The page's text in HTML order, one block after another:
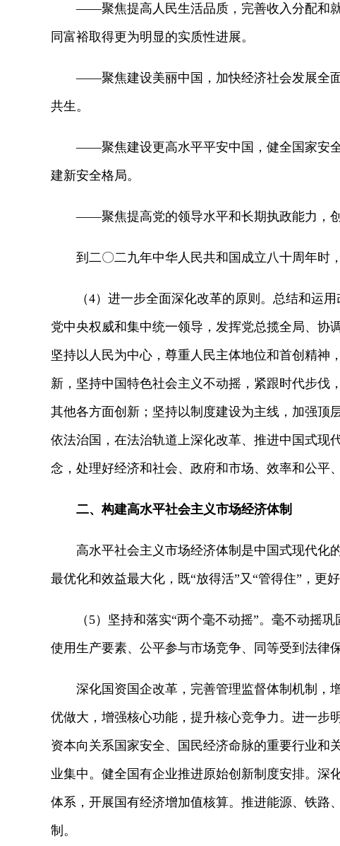
——聚焦提高人民生活品质，完善收入分配和就
同富裕取得更为明显的实质性进展。
——聚焦建设美丽中国，加快经济社会发展全面
共生。
——聚焦建设更高水平平安中国，健全国家安全
建新安全格局。
——聚焦提高党的领导水平和长期执政能力，创
到二〇二九年中华人民共和国成立八十周年时，
（4）进一步全面深化改革的原则。总结和运用
党中央权威和集中统一领导，发挥党总揽全局、协
坚持以人民为中心，尊重人民主体地位和首创精神
新，坚持中国特色社会主义不动摇，紧跟时代步伐
其他各方面创新；坚持以制度建设为主线，加强顶
依法治国，在法治轨道上深化改革、推进中国式现
念，处理好经济和社会、政府和市场、效率和公平
二、构建高水平社会主义市场经济体制
高水平社会主义市场经济体制是中国式现代化的
最优化和效益最大化，既“放得活”又“管得住”，更
（5）坚持和落实“两个毫不动摇”。毫不动摇巩
使用生产要素、公平参与市场竞争、同等受到法律
深化国资国企改革，完善管理监督体制机制，增
优做大，增强核心功能，提升核心竞争力。进一步
资本向关系国家安全、国民经济命脉的重要行业和
业集中。健全国有企业推进原始创新制度安排。深
体系，开展国有经济增加值核算。推进能源、铁路
制。